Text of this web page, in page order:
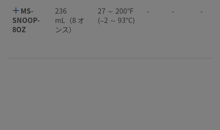
MS-
SNOOP-
8OZ
236
mL（8 オ
ンス）
27 ～ 200°F
(–2 ～ 93°C)
- - -